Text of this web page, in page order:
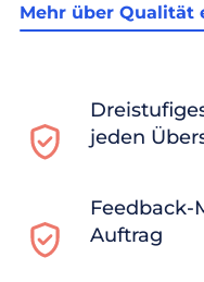
Mehr über Qualität
jeden
Feedback-
Auftrag